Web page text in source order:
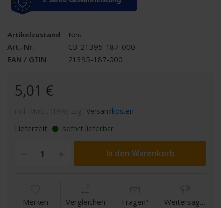
Artikelzustand
Neu
Art.-Nr.
CB-21395-187-000
EAN / GTIN
21395-187-000
5,01 €
Versandkosten
Lieferzeit: sofort lieferbar
In den Warenkorb
Merken Vergleichen Fragen? Weitersagen